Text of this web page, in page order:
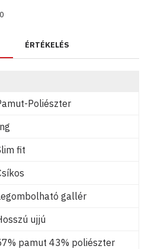
ÉRTÉKELÉS
Poliészter
fit
gallér
ujjú
pamut 43% poliészter